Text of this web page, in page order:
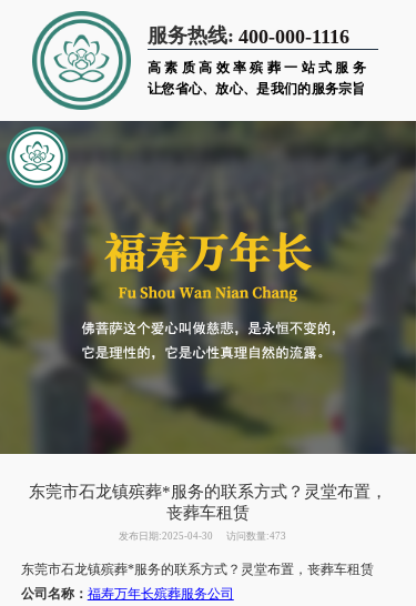
服务热线: 400-000-1116
高素质高效率殡葬一站式服务
让您省心、放心、是我们的服务宗旨
东莞市石龙镇殡葬*服务的联系方式？灵堂布置，
丧葬车租赁
发布日期:2025-04-30 访问数量:473
东莞市石龙镇殡葬*服务的联系方式？ 灵堂布置，丧葬车租赁
公司名称： 福寿万年长殡葬服务公司